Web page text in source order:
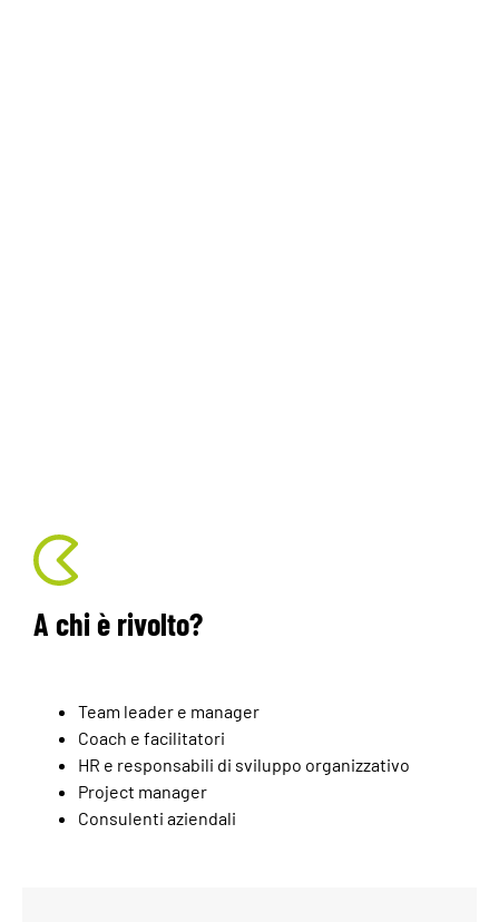
A chi è rivolto?
Team leader e manager
Coach e facilitatori
HR e responsabili di sviluppo organizzativo
Project manager
Consulenti aziendali